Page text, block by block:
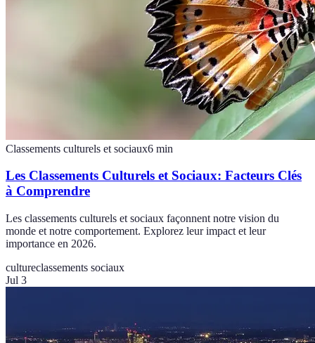
Classements culturels et sociaux6 min
Les Classements Culturels et Sociaux: Facteurs Clés
à Comprendre
Les classements culturels et sociaux façonnent notre vision du
monde et notre comportement. Explorez leur impact et leur
importance en 2026.
cultureclassements sociaux
Jul 3